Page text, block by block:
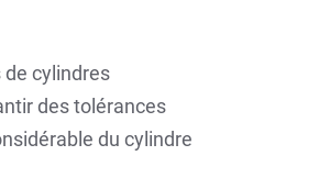
cylindres
des tolérances
du cylindre